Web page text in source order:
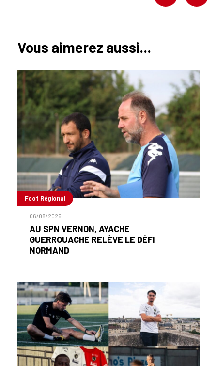
Vous aimerez aussi...
Foot Régional
06/08/2026
AU SPN VERNON, AYACHE
GUERROUACHE RELÈVE LE DÉFI
NORMAND